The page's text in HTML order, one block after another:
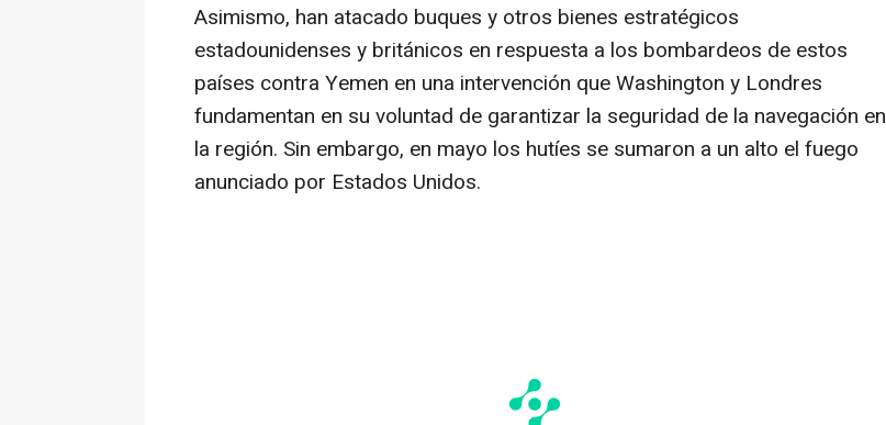
Asimismo, han atacado buques y otros bienes estratégicos
estadounidenses y británicos en respuesta a los bombardeos de estos
países contra Yemen en una intervención que Washington y Londres
fundamentan en su voluntad de garantizar la seguridad de la navegación en
la región. Sin embargo, en mayo los hutíes se sumaron a un alto el fuego
anunciado por Estados Unidos.